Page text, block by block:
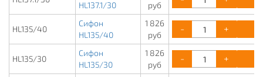
HL137.1/30
руб
HL135/40
Сифон
HL135/40
1 826
руб
- +
HL135/30
Сифон
HL135/30
1 826
руб
- +